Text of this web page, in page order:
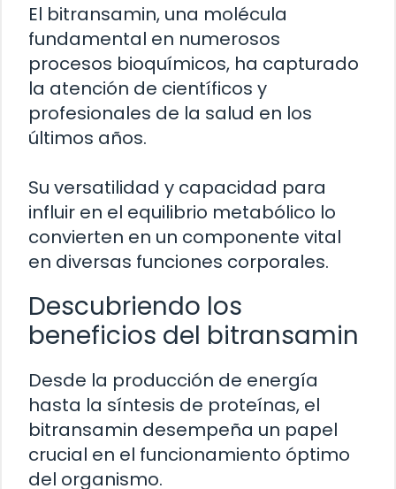
El bitransamin, una molécula
fundamental en numerosos
procesos bioquímicos, ha capturado
la atención de científicos y
profesionales de la salud en los
últimos años.
Su versatilidad y capacidad para
influir en el equilibrio metabólico lo
convierten en un componente vital
en diversas funciones corporales.
Descubriendo los
beneficios del bitransamin
Desde la producción de energía
hasta la síntesis de proteínas, el
bitransamin desempeña un papel
crucial en el funcionamiento óptimo
del organismo.